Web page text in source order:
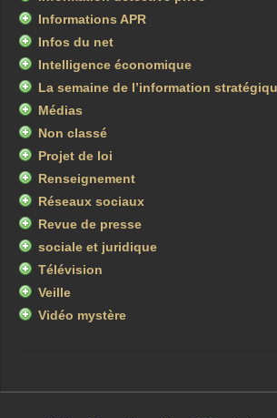
Informations APR
Infos du net
Intelligence économique
La semaine de l’information
Médias
Non classé
Projet de loi
Renseignement
Réseaux sociaux
Revue de presse
sociale et juridique
Télévision
Veille
Vidéo mystère